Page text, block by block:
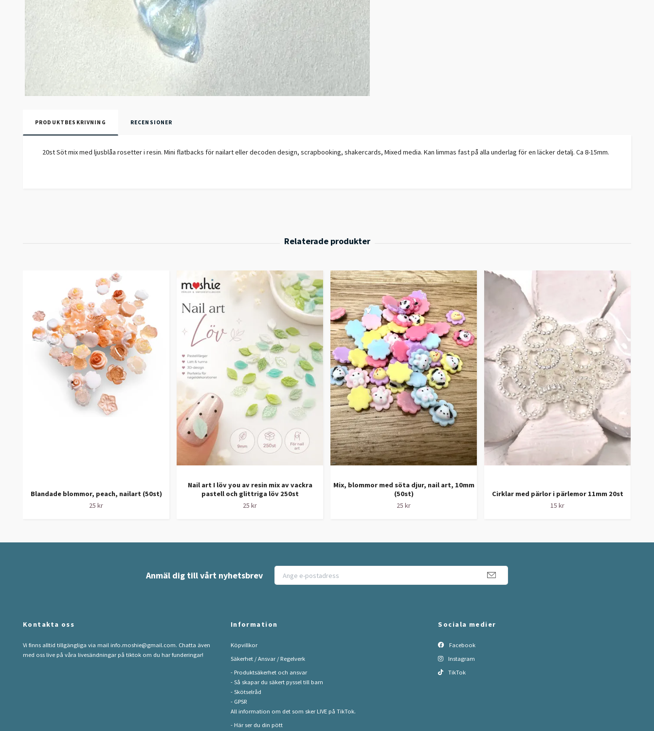
PRODUKTBESKRIVNING RECENSIONER
20st Söt mix med ljusblåa rosetter i resin. Mini flatbacks för nailart eller decoden design, scrapbooking, shakercards, Mixed media. Kan limmas fast på alla underlag för en läcker detalj. Ca 8-15mm.
Blandade blommor, peach, nailart (50st)
25 kr
Nail art I löv you av resin mix av vackra
pastell och glittriga löv 250st
25 kr
Mix, blommor med söta djur, nail art, 10mm
(50st)
25 kr
Cirklar med pärlor i pärlemor 11mm 20st
15 kr
Anmäl dig till vårt nyhetsbrev
Kontakta oss
Vi finns alltid tillgängliga via mail info.moshie@gmail.com. Chatta även
med oss live på våra livesändningar på tiktok om du har funderingar!
Information
Köpvillkor
Säkerhet / Ansvar / Regelverk
- Produktsäkerhet och ansvar
- Så skapar du säkert pyssel till barn
- Skötselråd
- GPSR
All information om det som sker LIVE på TikTok.
- Här ser du din pött
Sociala medier
Facebook
Instagram
TikTok